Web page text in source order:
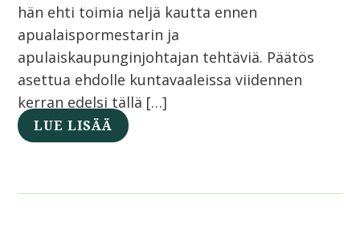
hän ehti toimia neljä kautta ennen
apualaispormestarin ja
apulaiskaupunginjohtajan tehtäviä. Päätös
asettua ehdolle kuntavaaleissa viidennen
kerran edelsi tällä […]
LUE LISÄÄ